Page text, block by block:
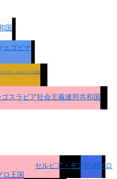
国
ェゴビナ
アチア人・スロベニア人王国
スラビア社会主義連邦共和国
セルビア・モンテネグロ
コソボ
ロ王国